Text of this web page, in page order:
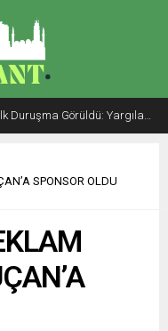
Doruk Efe Bingöl Davasında İlk Duruşma Görüldü: Yargılama 20 Ekim 2026’ya Ertelendi
SPONSOR OLDU